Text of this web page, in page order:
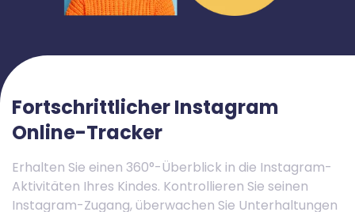
Fortschrittlicher Instagram
Online-Tracker
Erhalten Sie einen 360°-Überblick in die Instagram-
Aktivitäten Ihres Kindes. Kontrollieren Sie seinen
Instagram-Zugang, überwachen Sie Unterhaltungen